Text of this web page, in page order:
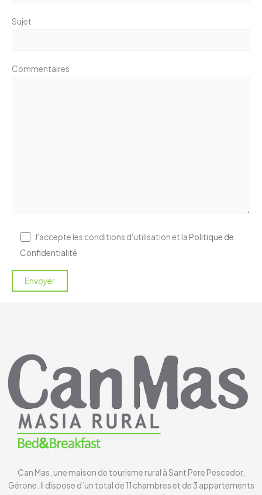
Sujet
Commentaires
J'accepte les conditions d'utilisation et la Politique de
Confidentialité
Can Mas, une maison de tourisme rural à Sant Pere Pescador,
Gérone. Il dispose d’un total de 11 chambres et de 3 appartements